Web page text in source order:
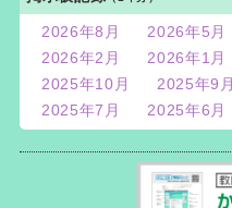
2026年8月 2026年5月
2026年2月
2026年1月
2025年10月
2025年9月
2025年7月
2025年6月